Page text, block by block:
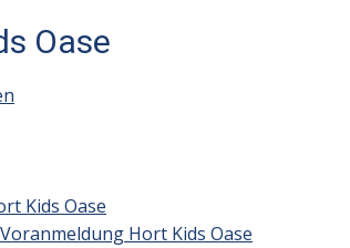
Oase
Kids Oase
Hort Kids Oase